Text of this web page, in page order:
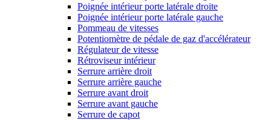
Poignée intérieur porte latérale droite
Poignée intérieur porte latérale gauche
Pommeau de vitesses
Potentiomètre de pédale de gaz d'accélérateur
Régulateur de vitesse
Rétroviseur intérieur
Serrure arrière droit
Serrure arrière gauche
Serrure avant droit
Serrure avant gauche
Serrure de capot